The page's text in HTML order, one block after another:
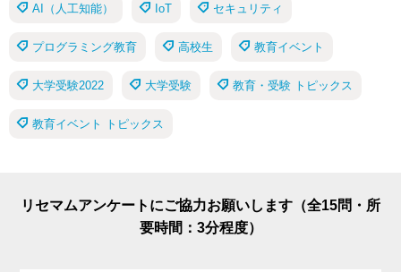
AI（人工知能） IoT セキュリティ
プログラミング教育 高校生 教育イベント
大学受験2022 大学受験 教育・受験 トピックス
教育イベント トピックス
リセマムアンケートにご協力お願いします（全15問・所
要時間：3分程度）